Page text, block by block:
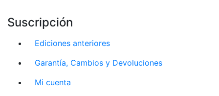
Suscripción
Ediciones anteriores
Garantía, Cambios y Devoluciones
Mi cuenta